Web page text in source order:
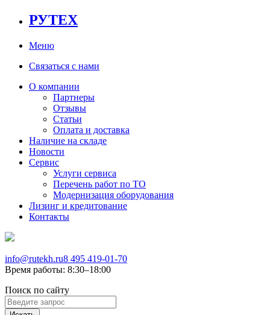
РУТЕХ
Меню
Связаться с нами
О компании
Партнеры
Отзывы
Статьи
Оплата и доставка
Наличие на складе
Новости
Сервис
Услуги сервиса
Перечень работ по ТО
Модернизация оборудования
Лизинг и кредитование
Контакты
info@rutekh.ru8 495 419-01-70
Время работы: 8:30–18:00
Поиск по сайту